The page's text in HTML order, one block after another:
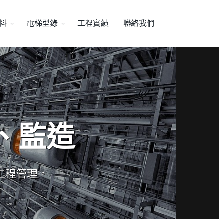
電梯型錄 工程實績 聯絡我們
監造
程管理。